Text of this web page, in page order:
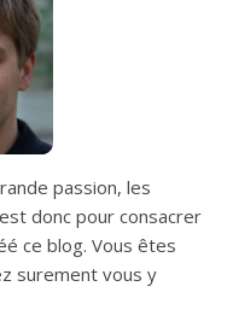
passion, les
donc pour consacrer
ce blog. Vous êtes
surement vous y